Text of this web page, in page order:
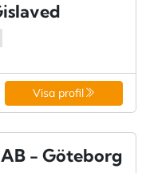
Visa profil
- Göteborg